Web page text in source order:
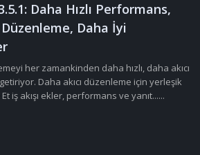
Daha Hızlı Performans,
Düzenleme, Daha İyi
her zamankinden daha hızlı, daha akıcı
Daha akıcı düzenleme için yerleşik
iş akışı ekler, performans ve yanıt......